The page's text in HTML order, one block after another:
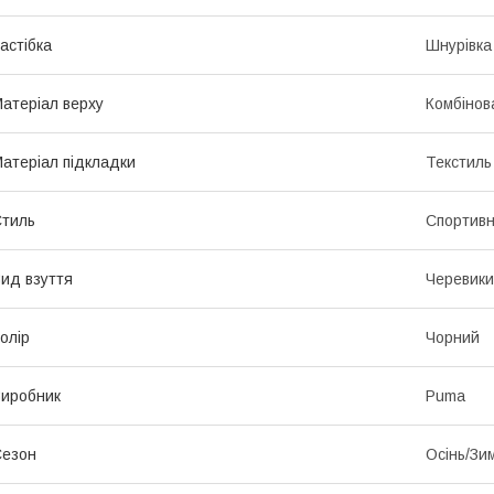
Шнурівка
верху
підкладки Текстиль
взуття Черевики
Чорний
Puma
Осінь/